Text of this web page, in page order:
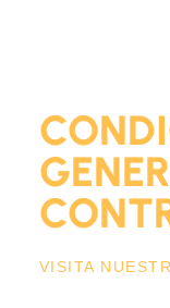
VISITA